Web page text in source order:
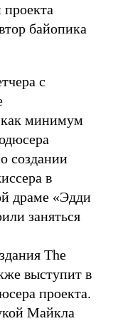
проекта
байопика
с
как минимум
создании
в
драме «Эдди
заняться
The
выступит в
проекта.
Майкла